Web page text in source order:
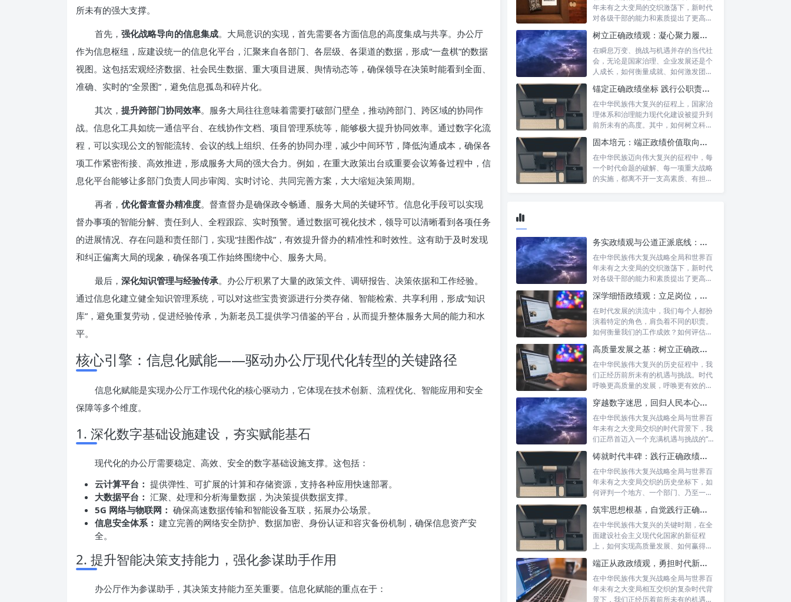
所未有的强大支撑。
首先， 强化战略导向的信息集成。大局意识的实现，首先需要各方面信息的高度集成与共享。办公厅
作为信息枢纽，应建设统一的信息化平台，汇聚来自各部门、各层级、各渠道的数据，形成“一盘棋”的数据
视图。这包括宏观经济数据、社会民生数据、重大项目进展、舆情动态等，确保领导在决策时能看到全面、
准确、实时的“全景图”，避免信息孤岛和碎片化。
其次， 提升跨部门协同效率。服务大局往往意味着需要打破部门壁垒，推动跨部门、跨区域的协同作
战。信息化工具如统一通信平台、在线协作文档、项目管理系统等，能够极大提升协同效率。通过数字化流
程，可以实现公文的智能流转、会议的线上组织、任务的协同办理，减少中间环节，降低沟通成本，确保各
项工作紧密衔接、高效推进，形成服务大局的强大合力。例如，在重大政策出台或重要会议筹备过程中，信
息化平台能够让多部门负责人同步审阅、实时讨论、共同完善方案，大大缩短决策周期。
再者， 优化督查督办精准度。督查督办是确保政令畅通、服务大局的关键环节。信息化手段可以实现
督办事项的智能分解、责任到人、全程跟踪、实时预警。通过数据可视化技术，领导可以清晰看到各项任务
的进展情况、存在问题和责任部门，实现“挂图作战”，有效提升督办的精准性和时效性。这有助于及时发现
和纠正偏离大局的现象，确保各项工作始终围绕中心、服务大局。
最后， 深化知识管理与经验传承。办公厅积累了大量的政策文件、调研报告、决策依据和工作经验。
通过信息化建立健全知识管理系统，可以对这些宝贵资源进行分类存储、智能检索、共享利用，形成“知识
库”，避免重复劳动，促进经验传承，为新老员工提供学习借鉴的平台，从而提升整体服务大局的能力和水
平。
核心引擎：信息化赋能——驱动办公厅现代化转型的关键路径
信息化赋能是实现办公厅工作现代化的核心驱动力，它体现在技术创新、流程优化、智能应用和安全
保障等多个维度。
1. 深化数字基础设施建设，夯实赋能基石
现代化的办公厅需要稳定、高效、安全的数字基础设施支撑。这包括：
云计算平台： 提供弹性、可扩展的计算和存储资源，支持各种应用快速部署。
大数据平台： 汇聚、处理和分析海量数据，为决策提供数据支撑。
5G 网络与物联网： 确保高速数据传输和智能设备互联，拓展办公场景。
信息安全体系： 建立完善的网络安全防护、数据加密、身份认证和容灾备份机制，确保信息资产安
全。
2. 提升智能决策支持能力，强化参谋助手作用
办公厅作为参谋助手，其决策支持能力至关重要。信息化赋能的重点在于：
年未有之大变局的交织激荡下，新时代
对各级干部的能力和素质提出了更高要
树立正确政绩观：凝心聚力履职尽责的根本保障与实践路径
在瞬息万变、挑战与机遇并存的当代社
会，无论是国家治理、企业发展还是个
人成长，如何衡量成就、如何激发团队
锚定正确政绩坐标 践行公职责任担当：新时代国家治理的基石
在中华民族伟大复兴的征程上，国家治
理体系和治理能力现代化建设被提升到
前所未有的高度。其中，如何树立科学
固本培元：端正政绩价值取向，永葆为民服务初心
在中华民族迈向伟大复兴的征程中，每
一个时代命题的破解、每一项重大战略
的实施，都离不开一支高素质、有担当
务实政绩观与公道正派底线：新时代干部担当作为的“压舱石”
在中华民族伟大复兴战略全局和世界百
年未有之大变局的交织激荡下，新时代
对各级干部的能力和素质提出了更高要
深学细悟政绩观：立足岗位，争做新时代的实干先锋
在时代发展的洪流中，我们每个人都扮
演着特定的角色，肩负着不同的职责。
如何衡量我们的工作成效？如何评估我
高质量发展之基：树立正确政绩理念，锤炼务实工作作风
在中华民族伟大复兴的历史征程中，我
们正经历前所未有的机遇与挑战。时代
呼唤更高质量的发展，呼唤更有效的治
穿越数字迷思，回归人民本心：悟透政绩观内涵，践行新时代使命
在中华民族伟大复兴战略全局与世界百
年未有之大变局交织的时代背景下，我
们正昂首迈入一个充满机遇与挑战的“新
铸就时代丰碑：践行正确政绩观，实干笃行显作为
在中华民族伟大复兴战略全局与世界百
年未有之大变局交织的历史坐标下，如
何评判一个地方、一个部门、乃至一名
筑牢思想根基，自觉践行正确政绩观：以实绩赢得民心，以担当开创未来
在中华民族伟大复兴的关键时期，在全
面建设社会主义现代化国家的新征程
上，如何实现高质量发展、如何赢得人
端正从政政绩观，勇担时代新使命：新征程上的责任与担当
在中华民族伟大复兴战略全局与世界百
年未有之大变局相互交织的复杂时代背
景下，我们正经历着前所未有的机遇与